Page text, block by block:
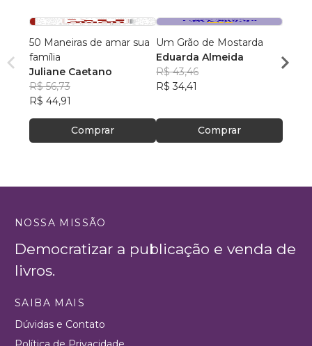
50 Maneiras de amar sua
família
Juliane Caetano
R$ 56,73
R$ 44,91
Comprar
Um Grão de Mostarda
Eduarda Almeida
R$ 43,46
R$ 34,41
Comprar
NOSSA MISSÃO
Democratizar a publicação e venda de
livros.
SAIBA MAIS
Dúvidas e Contato